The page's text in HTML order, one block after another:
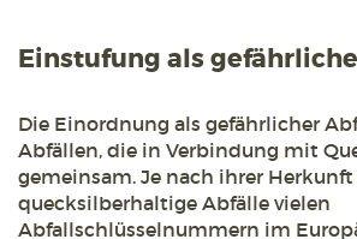
Einstufung als
Die Einordnung als gefährlicher
Abfällen, die in Verbindung mit
gemeinsam. Je nach ihrer Herkunft
quecksilberhaltige Abfälle vielen
Abfallschlüsselnummern im